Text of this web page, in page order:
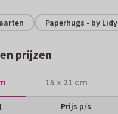
Paperhugs - by Lidy
prijzen
15 x 21 cm
Prijs p/s